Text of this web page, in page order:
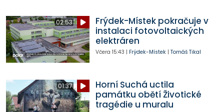
02:53
Frýdek-Místek pokračuje v
instalaci fotovoltaických
elektráren
Včera 15:43 | Frýdek-Místek| Tomáš Tikal
01:37
Horní Suchá uctila
památku obětí Životické
tragédie u muralu